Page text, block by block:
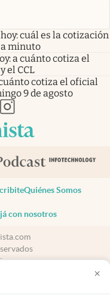
×
cuál es la cotización
minuto
a cuánto cotiza el
el CCL
cotiza el oficial
9 de agosto
pestañapestaña
en nueva pestaña
abre en nueva pestaña
abre en nueva pestaña
Quiénes Somos
con nosotros